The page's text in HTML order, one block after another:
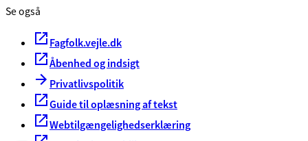
Se også
Fagfolk.vejle.dk
Åbenhed og indsigt
Privatlivspolitik
Guide til oplæsning af tekst
Webtilgængelighedserklæring